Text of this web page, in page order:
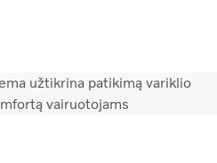
Prisijungti Lietuva
užtikrina patikimą variklio
vairuotojams